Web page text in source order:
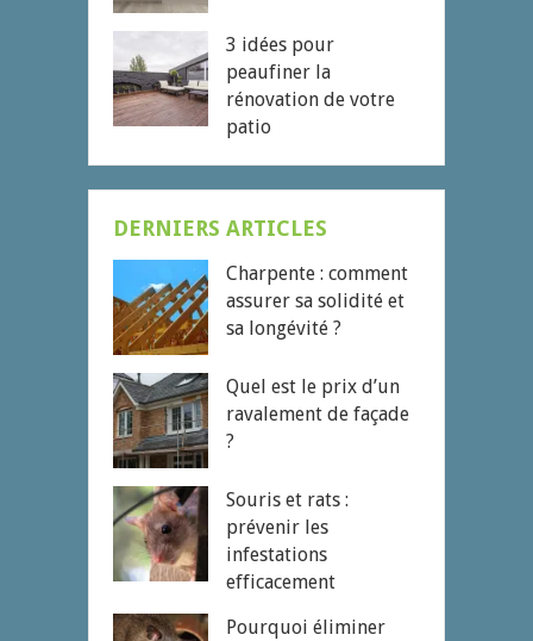
3 idées pour
peaufiner la
rénovation de votre
patio
DERNIERS ARTICLES
Charpente : comment
assurer sa solidité et
sa longévité ?
Quel est le prix d’un
ravalement de façade
?
Souris et rats :
prévenir les
infestations
efficacement
Pourquoi éliminer